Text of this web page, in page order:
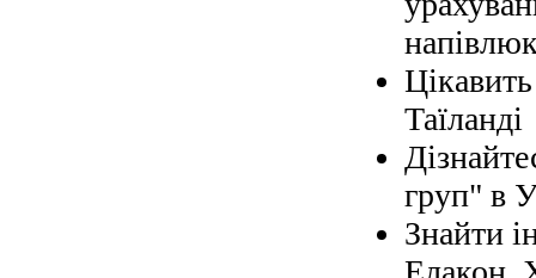
Таїланді
груп" в
Знайти